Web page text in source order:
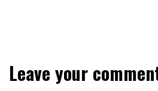
Leave your